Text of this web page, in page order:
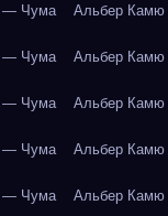
— Чума Альбер
— Чума Альбер
— Чума Альбер
— Чума Альбер
— Чума Альбер